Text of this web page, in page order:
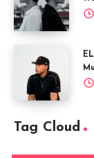
Tag Cloud